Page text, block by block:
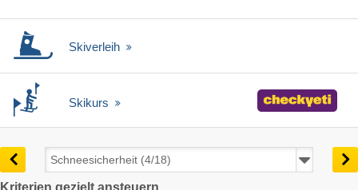
Skiverleih
Skikurs
Kriterien gezielt ansteuern